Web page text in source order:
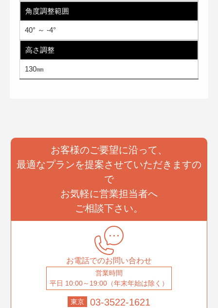
角度調整範囲
40° ～ -4°
高さ調整
130㎜
お客様のご要望に沿って、
最適なプランを提案させていただきますの
で
お気軽に営業担当者へ
ご相談下さい。
お電話でのお問い合わせ
営業時間
平日 10:00～19:00（年末年始は除く）
東京 03-3522-1621